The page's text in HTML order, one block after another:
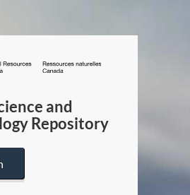
/
Canada
and
Repository